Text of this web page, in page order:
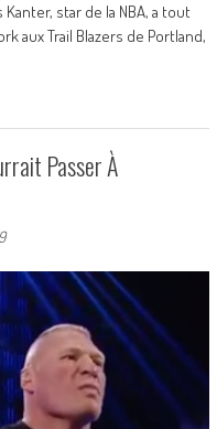
star de la NBA, a tout
aux Trail Blazers de Portland,
Passer À